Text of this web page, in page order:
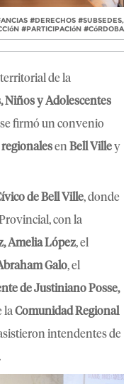
#DERECHOS #SUBSEDES,
#PARTICIPACIóN #CóRDOBA
de la
Niños y Adolescentes
firmó un convenio
regionalesenBell Villey
de Bell Ville, donde
con la
Amelia López, el
Galo, el
de Justiniano Posse,
laComunidad Regional
intendentes de